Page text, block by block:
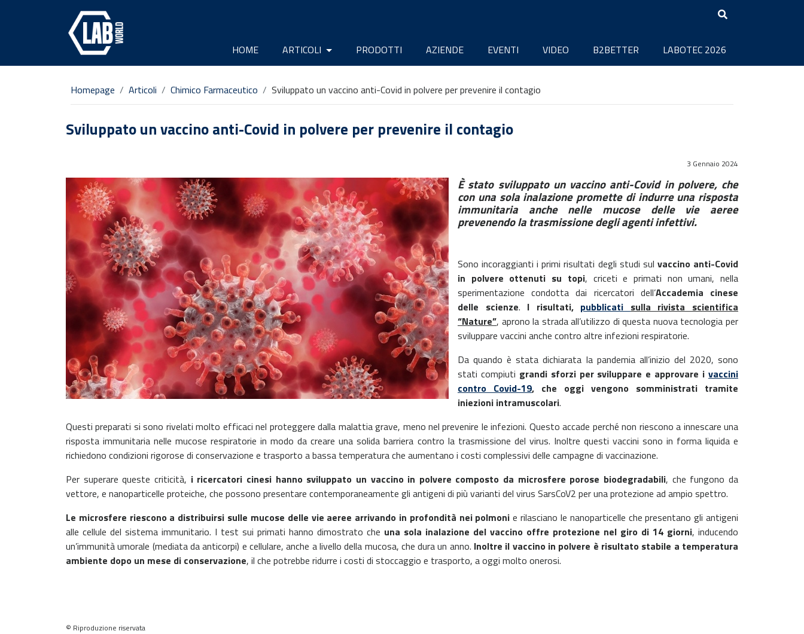
HOME ARTICOLI PRODOTTI AZIENDE EVENTI VIDEO B2BETTER LABOTEC 2026
Homepage Articoli Chimico Farmaceutico Sviluppato un vaccino anti-Covid in polvere per prevenire il contagio
Sviluppato un vaccino anti-Covid in polvere per prevenire il contagio
3 Gennaio 2024
È stato sviluppato un vaccino anti-Covid in polvere, che
con una sola inalazione promette di indurre una risposta
immunitaria anche nelle mucose delle vie aeree
prevenendo la trasmissione degli agenti infettivi.
Sono incoraggianti i primi risultati degli studi sul vaccino anti-Covid
in polvere ottenuti su topi, criceti e primati non umani, nella
sperimentazione condotta dai ricercatori dell’Accademia cinese
delle scienze. I risultati, pubblicati sulla rivista scientifica
“Nature”, aprono la strada all’utilizzo di questa nuova tecnologia per
sviluppare vaccini anche contro altre infezioni respiratorie.
Da quando è stata dichiarata la pandemia all’inizio del 2020, sono
stati compiuti grandi sforzi per sviluppare e approvare ivaccini
contro Covid-19, che oggi vengono somministrati tramite
iniezioni intramuscolari.
Questi preparati si sono rivelati molto efficaci nel proteggere dalla malattia grave, meno nel prevenire le infezioni. Questo accade perché non riescono a innescare una
risposta immunitaria nelle mucose respiratorie in modo da creare una solida barriera contro la trasmissione del virus. Inoltre questi vaccini sono in forma liquida e
richiedono condizioni rigorose di conservazione e trasporto a bassa temperatura che aumentano i costi complessivi delle campagne di vaccinazione.
Per superare queste criticità, i ricercatori cinesi hanno sviluppato un vaccino in polvere composto da microsfere porose biodegradabili, che fungono da
vettore, e nanoparticelle proteiche, che possono presentare contemporaneamente gli antigeni di più varianti del virus SarsCoV2 per una protezione ad ampio spettro.
Le microsfere riescono a distribuirsi sulle mucose delle vie aeree arrivando in profondità nei polmoni e rilasciano le nanoparticelle che presentano gli antigeni
alle cellule del sistema immunitario. I test sui primati hanno dimostrato che una sola inalazione del vaccino offre protezione nel giro di 14 giorni, inducendo
un’immunità umorale (mediata da anticorpi) e cellulare, anche a livello della mucosa, che dura un anno. Inoltre il vaccino in polvere è risultato stabile a temperatura
ambiente dopo un mese di conservazione, il che potrebbe ridurre i costi di stoccaggio e trasporto, a oggi molto onerosi.
© Riproduzione riservata